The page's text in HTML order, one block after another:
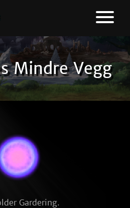
Mindre Vegg
Gardering.